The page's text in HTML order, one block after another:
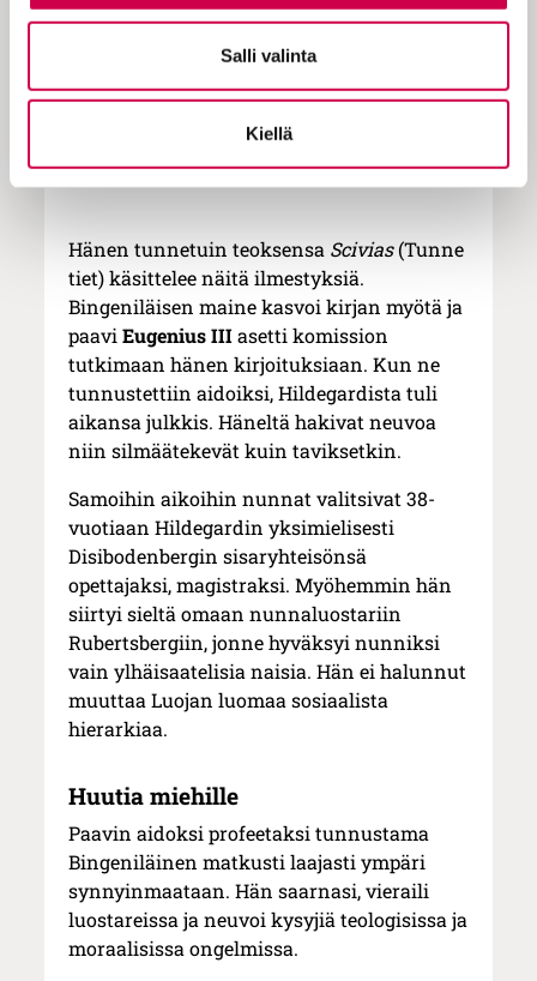
Salli valinta
Kiellä
vaipunut ekstaasiin niin kuin monet muut.
Häneltä hakivat neuvoa niin
Hänen tunnetuin teoksensa Scivias(Tunne
tiet) käsittelee näitä ilmestyksiä.
Bingeniläisen maine kasvoi kirjan myötä ja
paaviEugenius IIIasetti komission
tutkimaan hänen kirjoituksiaan. Kun ne
tunnustettiin aidoiksi, Hildegardista tuli
aikansa julkkis. Häneltä hakivat neuvoa
niin silmäätekevät kuin taviksetkin.
Samoihin aikoihin nunnat valitsivat 38-
vuotiaan Hildegardin yksimielisesti
Disibodenbergin sisaryhteisönsä
opettajaksi, magistraksi. Myöhemmin hän
siirtyi sieltä omaan nunnaluostariin
Rubertsbergiin, jonne hyväksyi nunniksi
vain ylhäisaatelisia naisia. Hän ei halunnut
muuttaa Luojan luomaa sosiaalista
hierarkiaa.
Huutia miehille
Paavin aidoksi profeetaksi tunnustama
Bingeniläinen matkusti laajasti ympäri
synnyinmaataan. Hän saarnasi, vieraili
luostareissa ja neuvoi kysyjiä teologisissa ja
moraalisissa ongelmissa.